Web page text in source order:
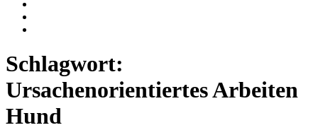
Schlagwort:
Ursachenorientiertes Arbeiten
Hund